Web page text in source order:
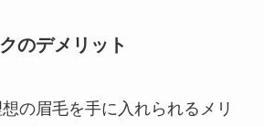
のデメリット
の眉毛を手に入れられるメリ